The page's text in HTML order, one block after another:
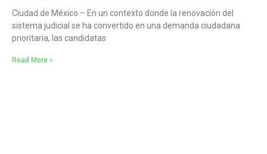
Ciudad de México – En un contexto donde la renovación del
sistema judicial se ha convertido en una demanda ciudadana
prioritaria, las candidatas
Read More »